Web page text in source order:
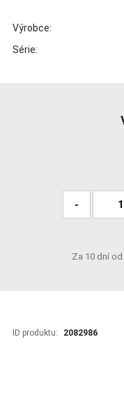
Výrobce:
Série:
-
Za 10 dní
ID produktu: 2082986